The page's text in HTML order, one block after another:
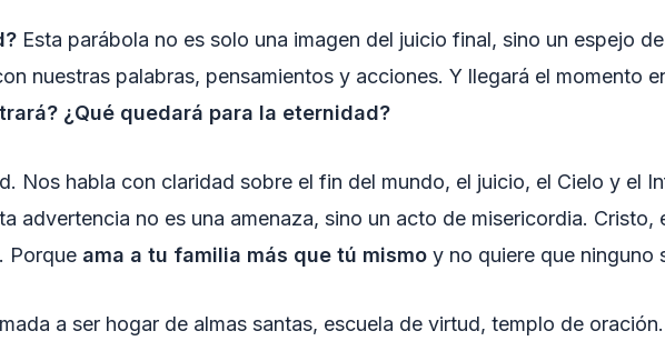
Esta parábola no es solo una imagen del juicio final, sino un espejo
nuestras palabras, pensamientos y acciones. Y llegará el momento
¿Qué quedará para la eternidad?
Nos habla con claridad sobre el fin del mundo, el juicio, el Cielo y el
advertencia no es una amenaza, sino un acto de misericordia. Cristo,
. Porque ama a tu familia más que tú mismo y no quiere que ninguno
a ser hogar de almas santas, escuela de virtud, templo de